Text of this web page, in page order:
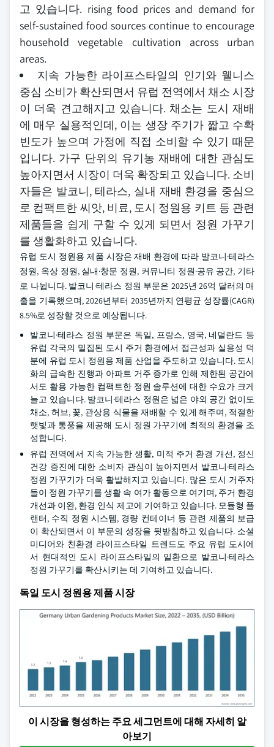
고 있습니다. rising food prices and demand for
self-sustained food sources continue to encourage
household vegetable cultivation across urban
areas.
지속 가능한 라이프스타일의 인기와 웰니스
중심 소비가 확산되면서 유럽 전역에서 채소 시장
이 더욱 견고해지고 있습니다. 채소는 도시 재배
에 매우 실용적인데, 이는 생장 주기가 짧고 수확
빈도가 높으며 가정에 직접 소비할 수 있기 때문
입니다. 가구 단위의 유기농 재배에 대한 관심도
높아지면서 시장이 더욱 확장되고 있습니다. 소비
자들은 발코니, 테라스, 실내 재배 환경을 중심으
로 컴팩트한 씨앗, 비료, 도시 정원용 키트 등 관련
제품들을 쉽게 구할 수 있게 되면서 정원 가꾸기
를 생활화하고 있습니다.
유럽 도시 정원용 제품 시장은 재배 환경에 따라 발코니·테라스
정원, 옥상 정원, 실내·창문 정원, 커뮤니티 정원·공유 공간, 기타
로 나뉩니다. 발코니·테라스 정원 부문은 2025년 26억 달러의 매
출을 기록했으며, 2026년부터 2035년까지 연평균 성장률(CAGR)
8.5%로 성장할 것으로 예상됩니다.
발코니·테라스 정원 부문은 독일, 프랑스, 영국, 네덜란드 등
유럽 각국의 밀집된 도시 주거 환경에서 접근성과 실용성 덕
분에 유럽 도시 정원용 제품 산업을 주도하고 있습니다. 도시
화의 급속한 진행과 아파트 거주 증가로 인해 제한된 공간에
서도 활용 가능한 컴팩트한 정원 솔루션에 대한 수요가 크게
늘고 있습니다. 발코니·테라스 정원은 넓은 야외 공간 없이도
채소, 허브, 꽃, 관상용 식물을 재배할 수 있게 해주며, 적절한
햇빛과 통풍을 제공해 도시 정원 가꾸기에 최적의 환경을 조
성합니다.
유럽 전역에서 지속 가능한 생활, 미적 주거 환경 개선, 정신
건강 증진에 대한 소비자 관심이 높아지면서 발코니·테라스
정원 가꾸기가 더욱 활발해지고 있습니다. 많은 도시 거주자
들이 정원 가꾸기를 생활 속 여가 활동으로 여기며, 주거 환경
개선과 이완, 환경 인식 제고에 기여하고 있습니다. 모듈형 플
랜터, 수직 정원 시스템, 경량 컨테이너 등 관련 제품의 보급
이 확산되면서 이 부문의 성장을 뒷받침하고 있습니다. 소셜
미디어와 친환경 라이프스타일 트렌드도 주요 유럽 도시에
서 현대적인 도시 라이프스타일의 일환으로 발코니·테라스
정원 가꾸기를 확산시키는 데 기여하고 있습니다.
독일 도시 정원용 제품 시장
이 시장을 형성하는 주요 세그먼트에 대해 자세히 알
아보기